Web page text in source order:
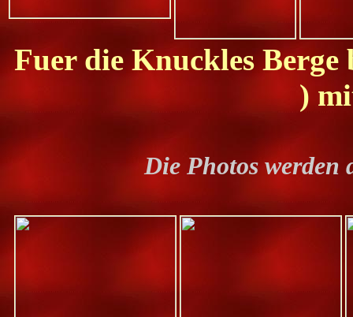
Fuer die Knuckles Berge
)
Die Photos